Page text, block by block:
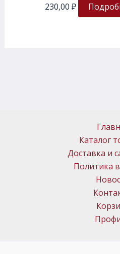
230,00 ₽
Каталог
Доставка и
Политика